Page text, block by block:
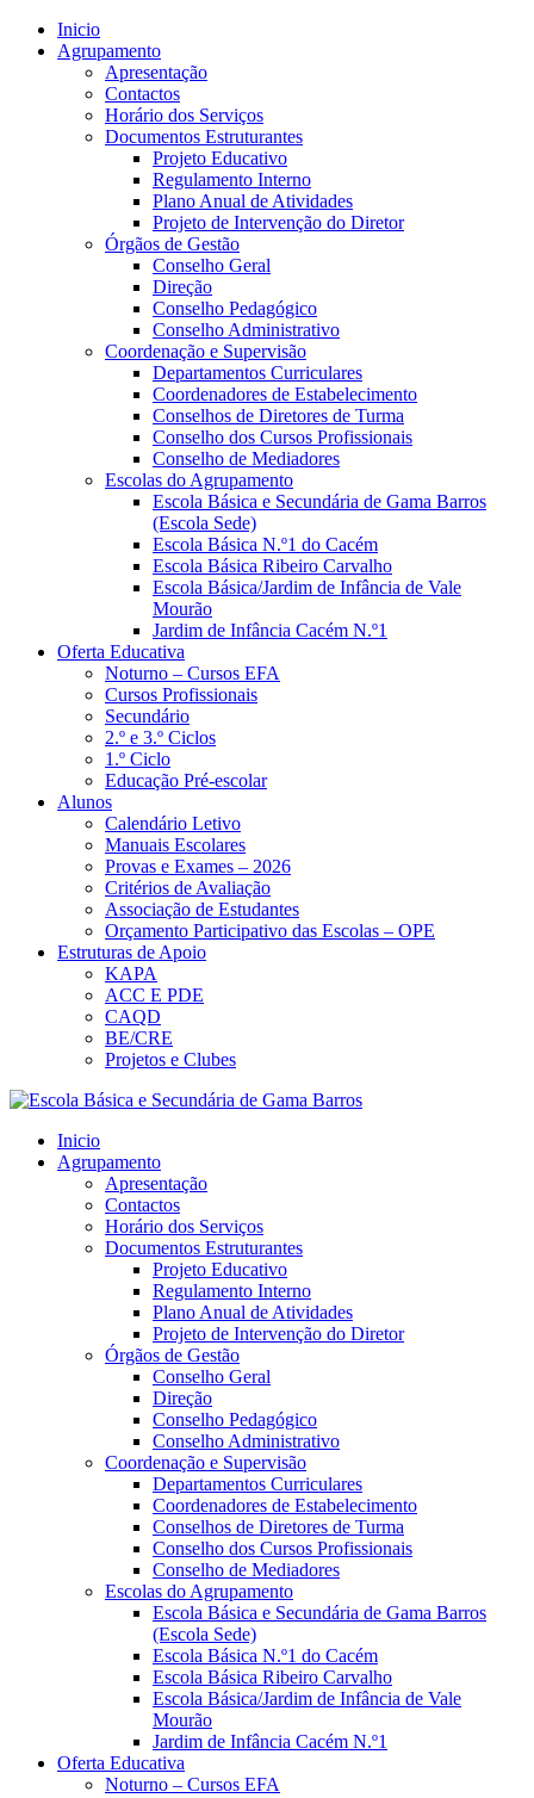
Inicio
Agrupamento
Apresentação
Contactos
Horário dos Serviços
Documentos Estruturantes
Projeto Educativo
Regulamento Interno
Plano Anual de Atividades
Projeto de Intervenção do Diretor
Órgãos de Gestão
Conselho Geral
Direção
Conselho Pedagógico
Conselho Administrativo
Coordenação e Supervisão
Departamentos Curriculares
Coordenadores de Estabelecimento
Conselhos de Diretores de Turma
Conselho dos Cursos Profissionais
Conselho de Mediadores
Escolas do Agrupamento
Escola Básica e Secundária de Gama Barros
(Escola Sede)
Escola Básica N.º1 do Cacém
Escola Básica Ribeiro Carvalho
Escola Básica/Jardim de Infância de Vale
Mourão
Jardim de Infância Cacém N.º1
Oferta Educativa
Noturno – Cursos EFA
Cursos Profissionais
Secundário
2.º e 3.º Ciclos
1.º Ciclo
Educação Pré-escolar
Alunos
Calendário Letivo
Manuais Escolares
Provas e Exames – 2026
Critérios de Avaliação
Associação de Estudantes
Orçamento Participativo das Escolas – OPE
Estruturas de Apoio
KAPA
ACC E PDE
CAQD
BE/CRE
Projetos e Clubes
Inicio
Agrupamento
Apresentação
Contactos
Horário dos Serviços
Documentos Estruturantes
Projeto Educativo
Regulamento Interno
Plano Anual de Atividades
Projeto de Intervenção do Diretor
Órgãos de Gestão
Conselho Geral
Direção
Conselho Pedagógico
Conselho Administrativo
Coordenação e Supervisão
Departamentos Curriculares
Coordenadores de Estabelecimento
Conselhos de Diretores de Turma
Conselho dos Cursos Profissionais
Conselho de Mediadores
Escolas do Agrupamento
Escola Básica e Secundária de Gama Barros
(Escola Sede)
Escola Básica N.º1 do Cacém
Escola Básica Ribeiro Carvalho
Escola Básica/Jardim de Infância de Vale
Mourão
Jardim de Infância Cacém N.º1
Oferta Educativa
Noturno – Cursos EFA